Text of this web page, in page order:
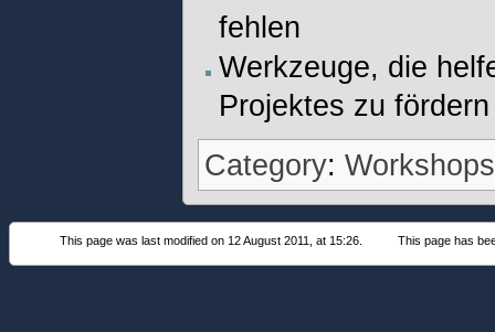
fehlen
Werkzeuge, die
Projektes zu fördern
Category:Workshops
This page was last modified on 12 August 2011, at 15:26. This page has